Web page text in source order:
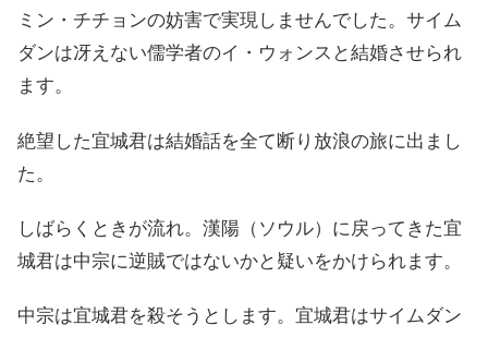
ミン・チチョンの妨害で実現しませんでした。サイム
ダンは冴えない儒学者のイ・ウォンスと結婚させられ
ます。
絶望した宜城君は結婚話を全て断り放浪の旅に出まし
た。
しばらくときが流れ。漢陽（ソウル）に戻ってきた宜
城君は中宗に逆賊ではないかと疑いをかけられます。
中宗は宜城君を殺そうとします。宜城君はサイムダン